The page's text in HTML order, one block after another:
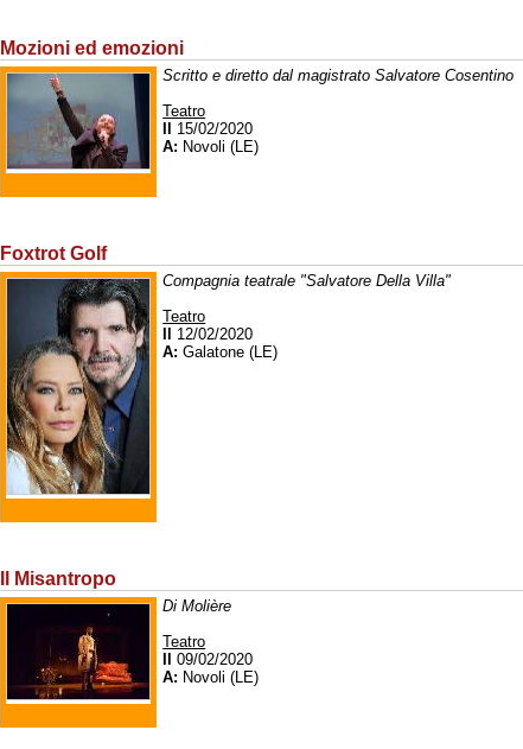
Mozioni ed emozioni
Scritto e diretto dal magistrato Salvatore Cosentino
Teatro
15/02/2020
A: Novoli (LE)
Foxtrot Golf
Compagnia teatrale "Salvatore Della Villa"
Teatro
12/02/2020
A: Galatone (LE)
Il Misantropo
Di Molière
Teatro
09/02/2020
A: Novoli (LE)